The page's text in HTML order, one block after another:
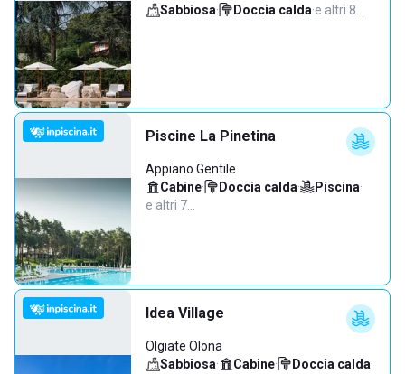
Sabbiosa· Doccia calda·e altri 8…
Piscine La Pinetina
Appiano Gentile
Cabine· Doccia calda· Piscina·
e altri 7…
Idea Village
Olgiate Olona
Sabbiosa· Cabine· Doccia calda·